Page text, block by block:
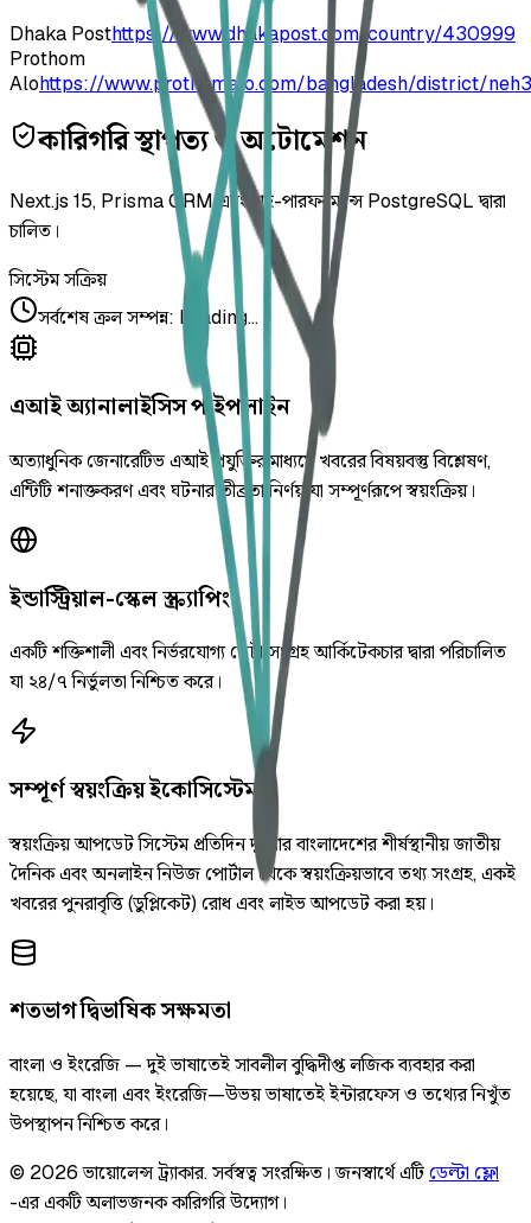
Dhaka Posthttps://www.dhakapost.com/country/430999
Prothom
Alohttps://www.prothomalo.com/bangladesh/district/
কারিগরি স্থাপত্য ও অটোমেশন
Next.js 15, Prisma ORM এবং হাই-পারফরম্যান্স PostgreSQL দ্বারা
চালিত।
সিস্টেম সক্রিয়
সর্বশেষ ক্রল সম্পন্ন: Loading...
এআই অ্যানালাইসিস পাইপলাইন
অত্যাধুনিক জেনারেটিভ এআই প্রযুক্তির মাধ্যমে খবরের বিষয়বস্তু বিশ্লেষণ,
এন্টিটি শনাক্তকরণ এবং ঘটনার তীব্রতা নির্ণয় যা সম্পূর্ণরূপে স্বয়ংক্রিয়।
ইন্ডাস্ট্রিয়াল-স্কেল স্ক্র্যাপিং
একটি শক্তিশালী এবং নির্ভরযোগ্য ডেটা সংগ্রহ আর্কিটেকচার দ্বারা পরিচালিত
যা ২৪/৭ নির্ভুলতা নিশ্চিত করে।
সম্পূর্ণ স্বয়ংক্রিয় ইকোসিস্টেম
স্বয়ংক্রিয় আপডেট সিস্টেম প্রতিদিন দুইবার বাংলাদেশের শীর্ষস্থানীয় জাতীয়
দৈনিক এবং অনলাইন নিউজ পোর্টাল থেকে স্বয়ংক্রিয়ভাবে তথ্য সংগ্রহ, একই
খবরের পুনরাবৃত্তি (ডুপ্লিকেট) রোধ এবং লাইভ আপডেট করা হয়।
শতভাগ দ্বিভাষিক সক্ষমতা
বাংলা ও ইংরেজি — দুই ভাষাতেই সাবলীল বুদ্ধিদীপ্ত লজিক ব্যবহার করা
হয়েছে, যা বাংলা এবং ইংরেজি—উভয় ভাষাতেই ইন্টারফেস ও তথ্যের নিখুঁত
উপস্থাপন নিশ্চিত করে।
© 2026 ভায়োলেন্স ট্র্যাকার.সর্বস্বত্ব সংরক্ষিত। জনস্বার্থে এটিডেল্টা ফ্লো
-এর একটি অলাভজনক কারিগরি উদ্যোগ।